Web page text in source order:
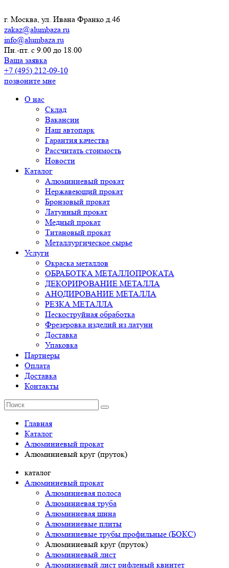
г. Москва, ул. Ивана Франко д.46
zakaz@alumbaza.ru
info@alumbaza.ru
Пн.-пт. с 9.00 до 18.00
Ваша заявка
+7 (495) 212-09-10
позвоните мне
О нас
Склад
Вакансии
Наш автопарк
Гарантия качества
Рассчитать стоимость
Новости
Каталог
Алюминиевый прокат
Нержавеющий прокат
Бронзовый прокат
Латунный прокат
Медный прокат
Титановый прокат
Металлургическое сырье
Услуги
Окраска металлов
ОБРАБОТКА МЕТАЛЛОПРОКАТА
ДЕКОРИРОВАНИЕ МЕТАЛЛА
АНОДИРОВАНИЕ МЕТАЛЛА
РЕЗКА МЕТАЛЛА
Пескоструйная обработка
Фрезеровка изделий из латуни
Доставка
Упаковка
Партнеры
Оплата
Доставка
Контакты
Главная
Каталог
Алюминиевый прокат
Алюминиевый круг (пруток)
каталог
Алюминиевый прокат
Алюминиевая полоса
Алюминиевая труба
Алюминиевая шина
Алюминиевые плиты
Алюминиевые трубы профильные (БОКС)
Алюминиевый круг (пруток)
Алюминиевый лист
Алюминиевый лист рифленый квинтет